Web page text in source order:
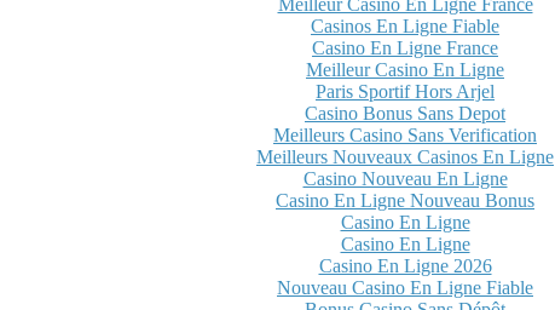
Meilleur Casino En Ligne France
Casinos En Ligne Fiable
Casino En Ligne France
Meilleur Casino En Ligne
Paris Sportif Hors Arjel
Casino Bonus Sans Depot
Meilleurs Casino Sans Verification
Meilleurs Nouveaux Casinos En Ligne
Casino Nouveau En Ligne
Casino En Ligne Nouveau Bonus
Casino En Ligne
Casino En Ligne
Casino En Ligne 2026
Nouveau Casino En Ligne Fiable